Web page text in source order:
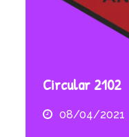
Circular 2102
08/04/2021